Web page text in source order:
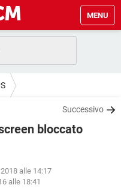
MENU
GAMING
10
Successivo
bloccato
alle 14:17
alle 18:41